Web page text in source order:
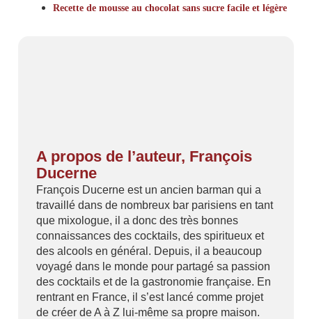
Recette de mousse au chocolat sans sucre facile et légère
A propos de l’auteur, François
Ducerne
François Ducerne est un ancien barman qui a
travaillé dans de nombreux bar parisiens en tant
que mixologue, il a donc des très bonnes
connaissances des cocktails, des spiritueux et
des alcools en général. Depuis, il a beaucoup
voyagé dans le monde pour partagé sa passion
des cocktails et de la gastronomie française. En
rentrant en France, il s’est lancé comme projet
de créer de A à Z lui-même sa propre maison.